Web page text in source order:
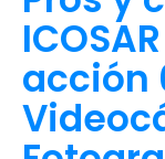
acción